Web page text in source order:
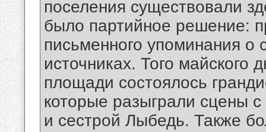
поселения существовали
было партийное решение:
письменного упоминания о
источниках. Того майского
площади состоялось
которые разыграли сцены
и сестрой Лыбедь. Также